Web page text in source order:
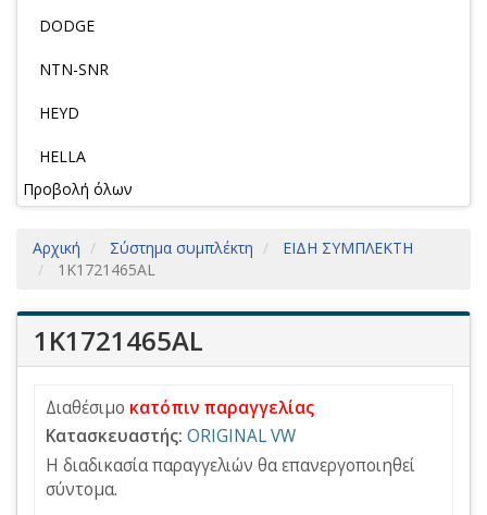
DODGE
NTN-SNR
HEYD
HELLA
Προβολή όλων
Αρχική Σύστημα συμπλέκτη
ΕΙΔΗ ΣΥΜΠΛΕΚΤΗ
1K1721465AL
1K1721465AL
Διαθέσιμο κατόπιν παραγγελίας
Κατασκευαστής: ORIGINAL VW
Η διαδικασία παραγγελιών θα επανεργοποιηθεί
σύντομα.